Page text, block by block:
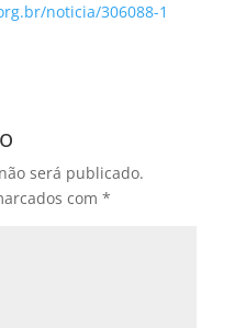
noticia/306088-1
será publicado.
com *